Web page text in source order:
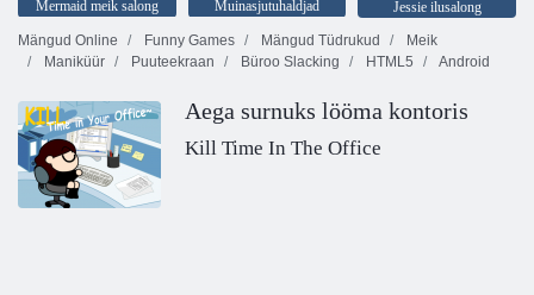
Mermaid meik salong Muinasjutuhaldjad
Jessie ilusalong
Mängud Online
Funny Games Mängud Tüdrukud
Meik
Maniküür
Puuteekraan Büroo Slacking HTML5 Android
Aega surnuks lööma kontoris
Kill Time In The Office